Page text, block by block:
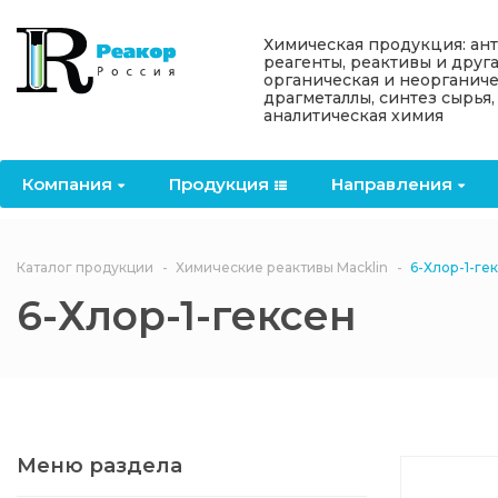
Компания Продукция Направления
Назад
Компания
Лицензии
Документы
Филиалы
Назад
Продукция
OceanСhem
Антипирены
антипирены
3ASenrise
Назад
Направления
Отвердители
Назад
Информация
Акции
Политика
конфиденциальности
Химическая продукция:
реагенты, реактивы и
органическая и
драгметаллы, синтез сырья,
аналитическая химия
Каталог продукции Химические реактивы Macklin 6-Хлор-1-
6-Хлор-1-гексен
Меню раздела